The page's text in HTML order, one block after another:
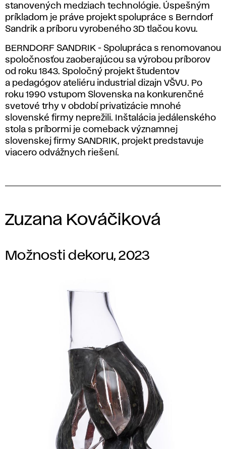
stanovených medziach technológie. Úspešným
príkladom je práve projekt spolupráce s Berndorf
Sandrik a príboru vyrobeného 3D tlačou kovu.
BERNDORF SANDRIK - Spolupráca s renomovanou
spoločnosťou zaoberajúcou sa výrobou príborov
od roku 1843. Spoločný projekt študentov
a pedagógov ateliéru industrial dizajn VŠVU. Po
roku 1990 vstupom Slovenska na konkurenčné
svetové trhy v období privatizácie mnohé
slovenské firmy neprežili. Inštalácia jedálenského
stola s príbormi je comeback významnej
slovenskej firmy SANDRIK, projekt predstavuje
viacero odvážnych riešení.
Zuzana Kováčiková
Možnosti dekoru, 2023